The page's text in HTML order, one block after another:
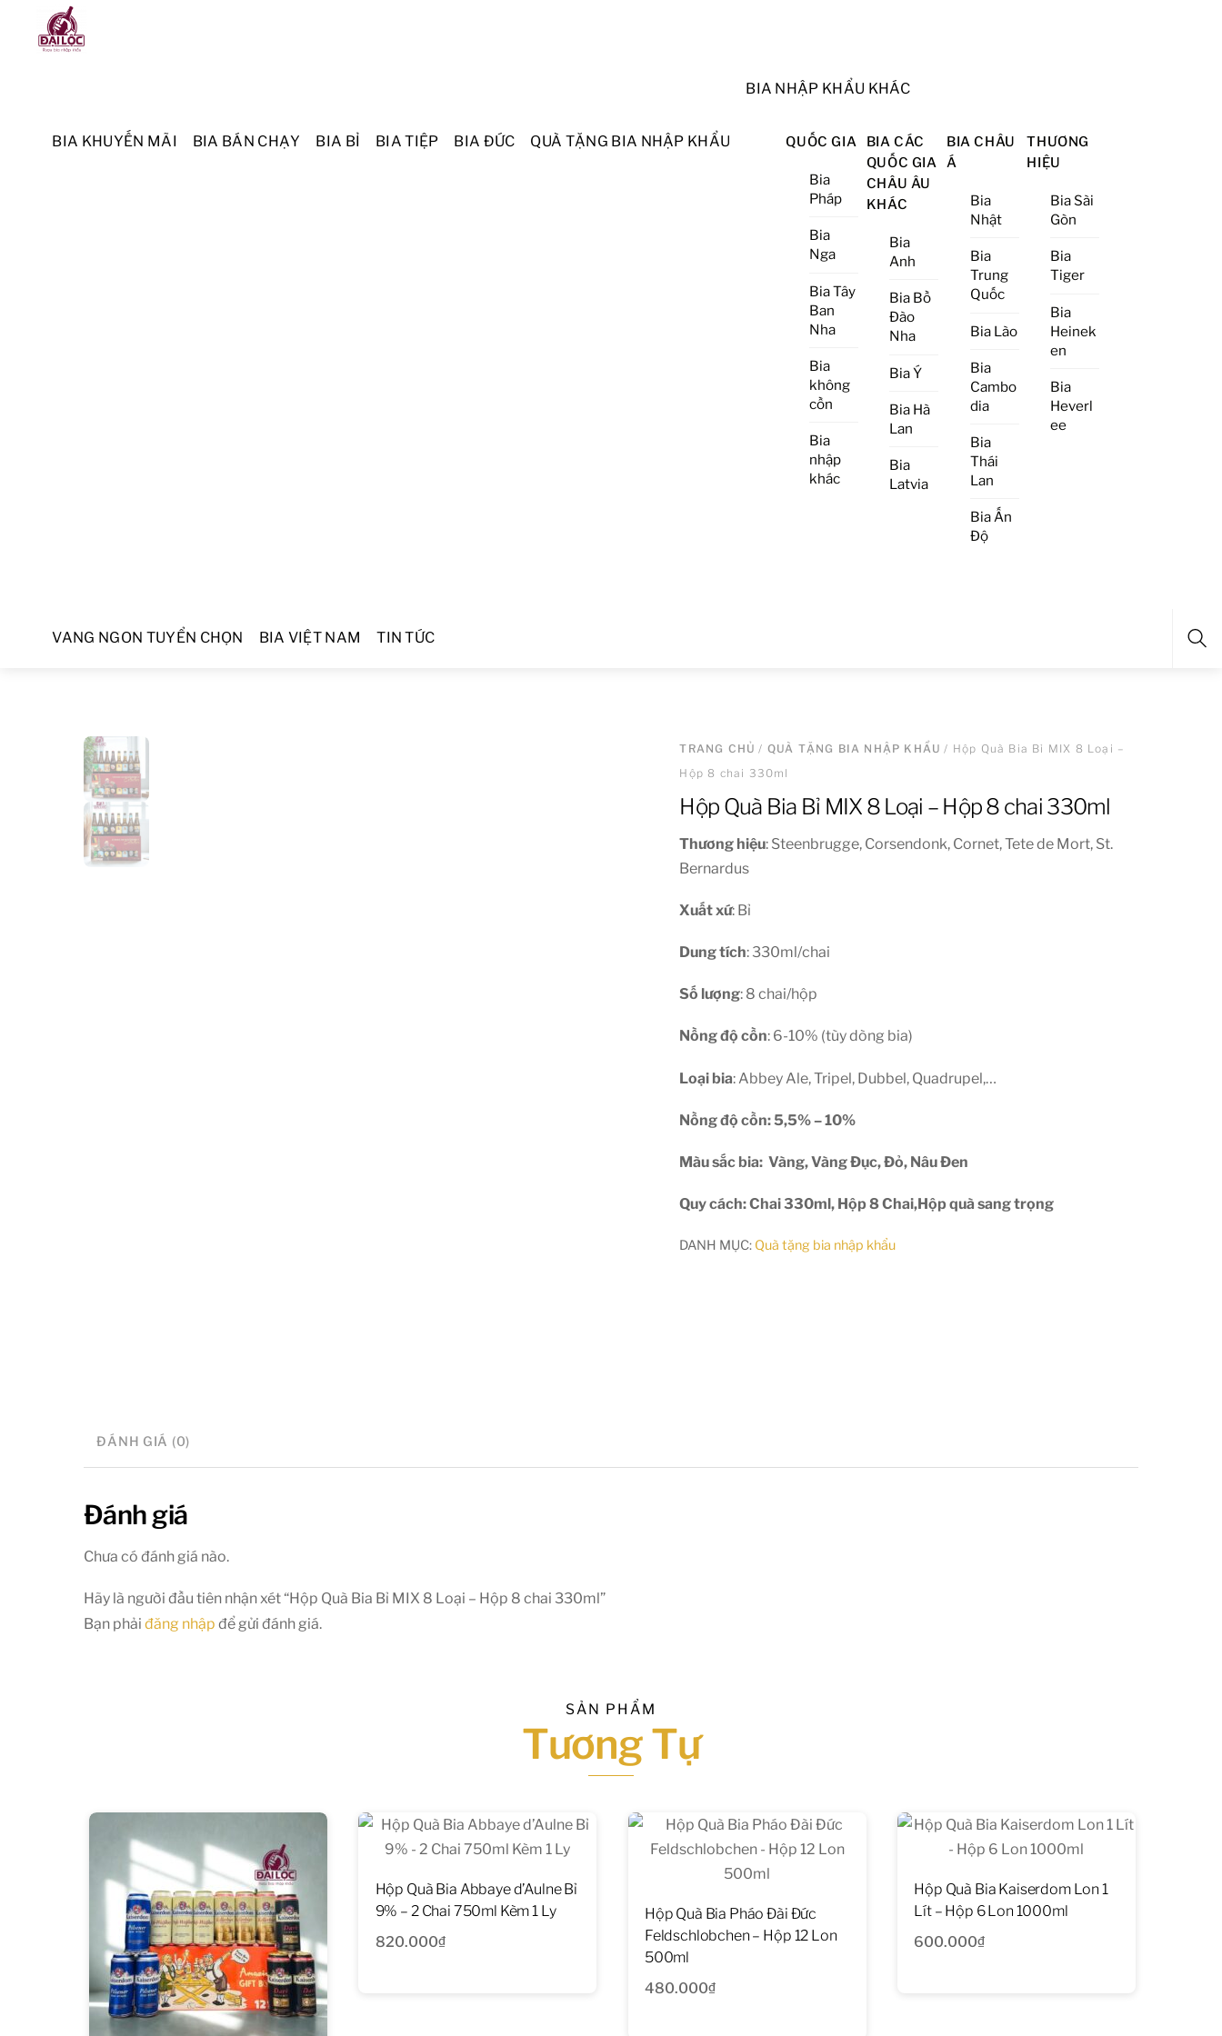
Menu
BIA KHUYẾN MÃI BIA BÁN CHẠY BIA BỈ BIA TIỆP BIA ĐỨC QUÀ TẶNG BIA NHẬP KHẨU
BIA NHẬP KHẨU KHÁC
QUỐC GIA
Bia
Pháp
Bia
Nga
Bia Tây
Ban
Nha
Bia
không
cồn
Bia
nhập
khác
BIA CÁC
QUỐC GIA
CHÂU ÂU
KHÁC
Bia
Anh
Bia Bồ
Đào
Nha
Bia Ý
Bia Hà
Lan
Bia
Latvia
BIA CHÂU
Á
Bia
Nhật
Bia
Trung
Quốc
Bia Lào
Bia
Cambo
dia
Bia
Thái
Lan
Bia Ấn
Độ
THƯƠNG
HIỆU
Bia Sài
Gòn
Bia
Tiger
Bia
Heinek
en
Bia
Heverl
ee
VANG NGON TUYỂN CHỌN BIA VIỆT NAM TIN TỨC
TRANG CHỦ / QUÀ TẶNG BIA NHẬP KHẨU / Hộp Quà Bia Bỉ MIX 8 Loại –
Hộp 8 chai 330ml
Hộp Quà Bia Bỉ MIX 8 Loại – Hộp 8 chai 330ml
Thương hiệu: Steenbrugge, Corsendonk, Cornet, Tete de Mort, St.
Bernardus
Xuất xứ: Bỉ
Dung tích: 330ml/chai
Số lượng: 8 chai/hộp
Nồng độ cồn: 6-10% (tùy dòng bia)
Loại bia: Abbey Ale, Tripel, Dubbel, Quadrupel,…
Nồng độ cồn: 5,5% – 10%
Màu sắc bia: Vàng, Vàng Đục, Đỏ, Nâu Đen
Quy cách: Chai 330ml, Hộp 8 Chai,Hộp quà sang trọng
DANH MỤC: Quà tặng bia nhập khẩu
ĐÁNH GIÁ (0)
Đánh giá
Chưa có đánh giá nào.
Hãy là người đầu tiên nhận xét “Hộp Quà Bia Bỉ MIX 8 Loại – Hộp 8 chai 330ml”
Bạn phải đăng nhập để gửi đánh giá.
SẢN PHẨM
Tương Tự
Hộp Quà Bia Abbaye d’Aulne Bỉ
9% – 2 Chai 750ml Kèm 1 Ly
820.000₫
Hộp Quà Bia Pháo Đài Đức
Feldschlobchen – Hộp 12 Lon
500ml
480.000₫
Hộp Quà Bia Kaiserdom Lon 1
Lít – Hộp 6 Lon 1000ml
600.000₫